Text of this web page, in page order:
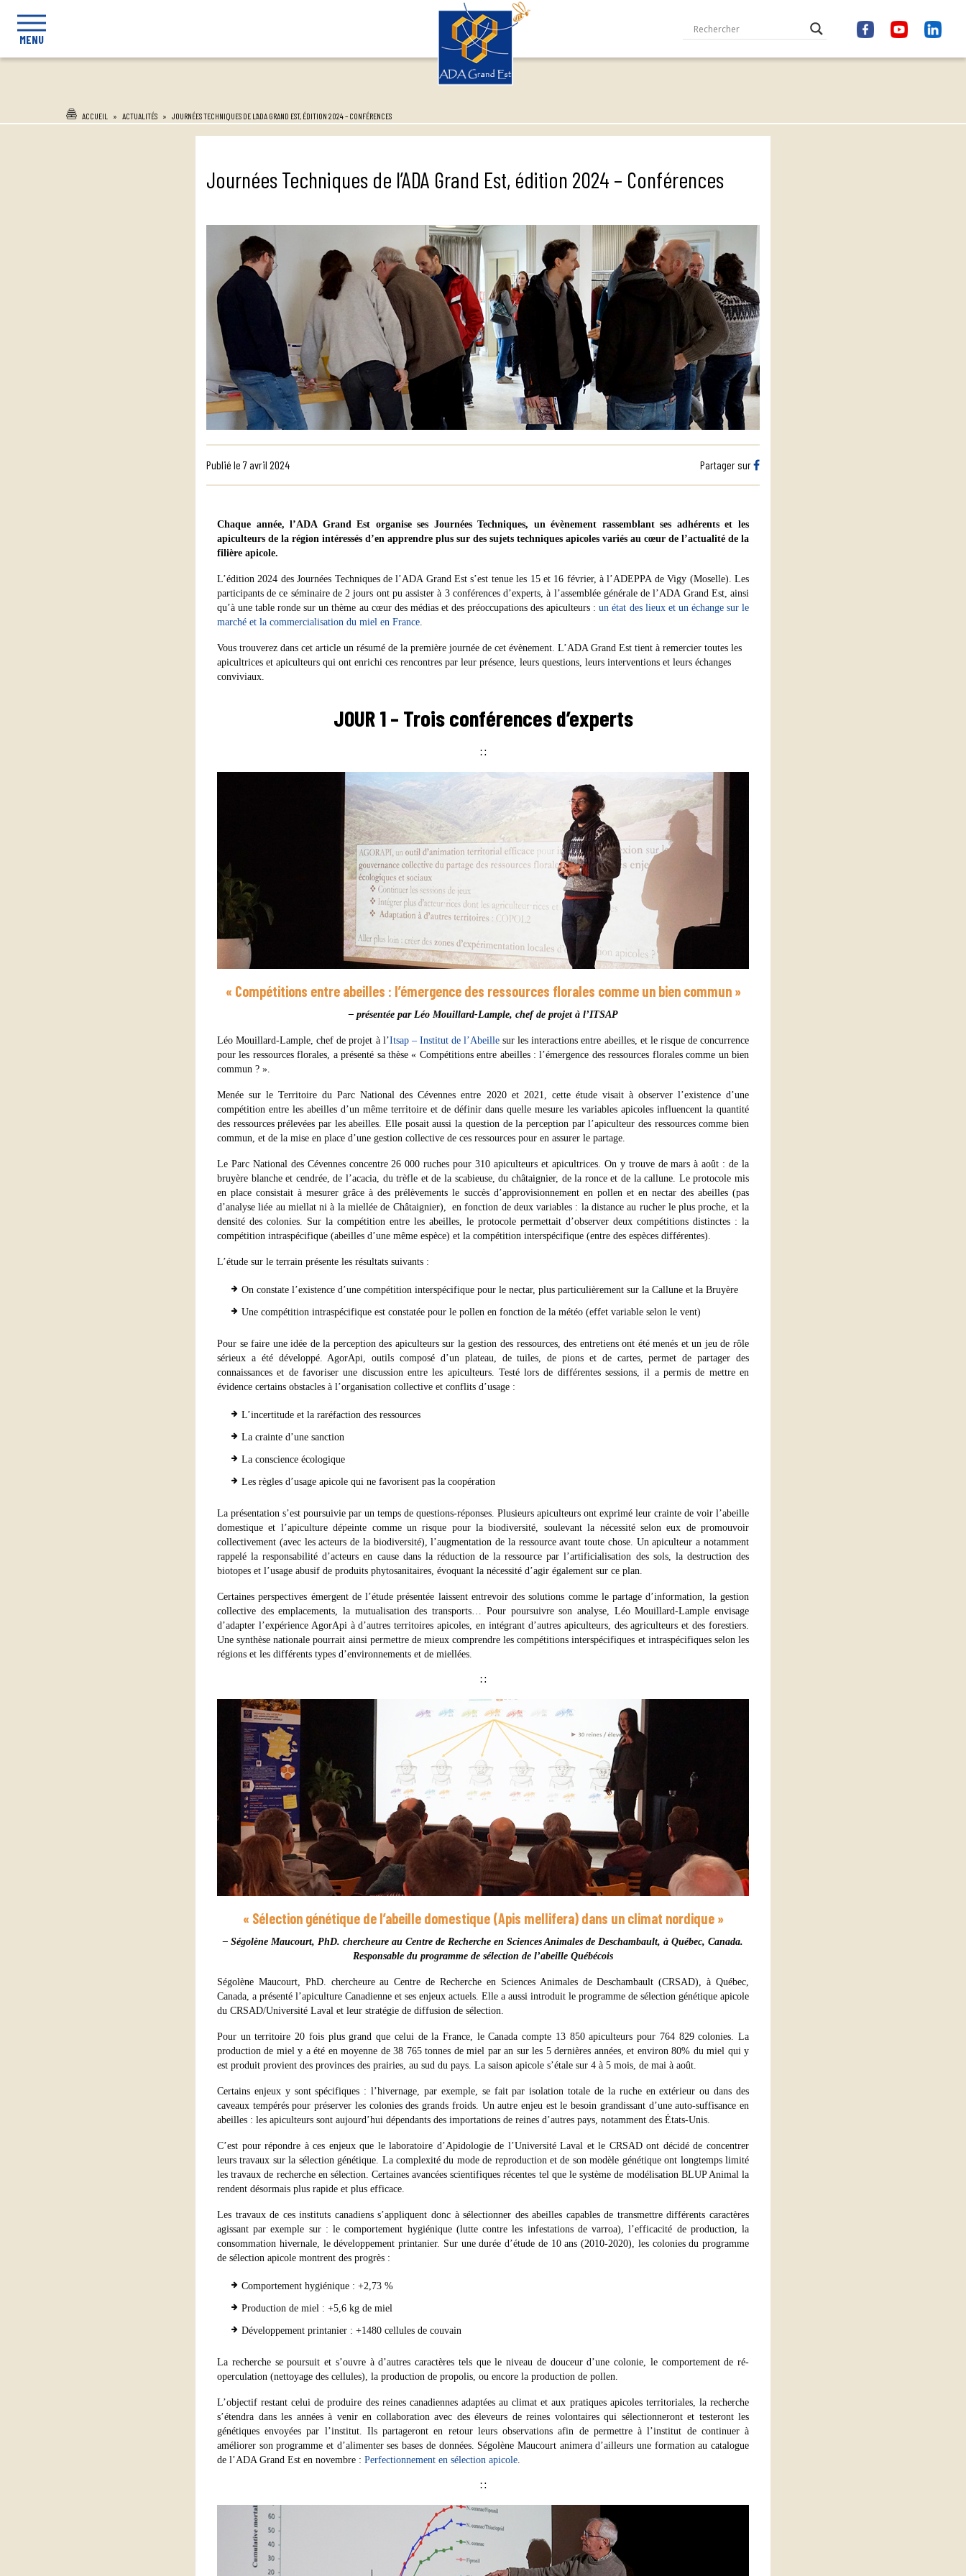
MENU
ACCUEIL » ACTUALITÉS » JOURNÉES TECHNIQUES DE L’ADA GRAND EST, ÉDITION 2024 – CONFÉRENCES
Journées Techniques de l’ADA Grand Est, édition 2024 – Conférences
Publié le 7 avril 2024 Partager sur
Chaque année, l’ADA Grand Est organise ses Journées Techniques, un évènement rassemblant ses adhérents et les
apiculteurs de la région intéressés d’en apprendre plus sur des sujets techniques apicoles variés au cœur de l’actualité de la
filière apicole.
L’édition 2024 des Journées Techniques de l’ADA Grand Est s’est tenue les 15 et 16 février, à l’ADEPPA de Vigy (Moselle). Les
participants de ce séminaire de 2 jours ont pu assister à 3 conférences d’experts, à l’assemblée générale de l’ADA Grand Est, ainsi
qu’à une table ronde sur un thème au cœur des médias et des préoccupations des apiculteurs :un état des lieux et un échange sur le
marché et la commercialisation du miel en France
Vous trouverez dans cet article un résumé de la première journée de cet évènement. L’ADA Grand Est tient à remercier toutes les
apicultrices et apiculteurs qui ont enrichi ces rencontres par leur présence, leurs questions, leurs interventions et leurs échanges
conviviaux.
JOUR 1 – Trois conférences d’experts
∷
« Compétitions entre abeilles : l’émergence des ressources florales comme un bien commun »
– présentée par Léo Mouillard-Lample, chef de projet à l’ITSAP
Léo Mouillard-Lample, chef de projet à l’Itsap – Institut de l’Abeille sur les interactions entre abeilles, et le risque de concurrence
pour les ressources florales, a présenté sa thèse « Compétitions entre abeilles : l’émergence des ressources florales comme un bien
commun ? ».
Menée sur le Territoire du Parc National des Cévennes entre 2020 et 2021, cette étude visait à observer l’existence d’une
compétition entre les abeilles d’un même territoire et de définir dans quelle mesure les variables apicoles influencent la quantité
des ressources prélevées par les abeilles. Elle posait aussi la question de la perception par l’apiculteur des ressources comme bien
commun, et de la mise en place d’une gestion collective de ces ressources pour en assurer le partage.
Le Parc National des Cévennes concentre 26 000 ruches pour 310 apiculteurs et apicultrices. On y trouve de mars à août : de la
bruyère blanche et cendrée, de l’acacia, du trèfle et de la scabieuse, du châtaignier, de la ronce et de la callune. Le protocole mis
en place consistait à mesurer grâce à des prélèvements le succès d’approvisionnement en pollen et en nectar des abeilles (pas
d’analyse liée au miellat ni à la miellée de Châtaignier), en fonction de deux variables : la distance au rucher le plus proche, et la
densité des colonies. Sur la compétition entre les abeilles, le protocole permettait d’observer deux compétitions distinctes : la
compétition intraspécifique (abeilles d’une même espèce) et la compétition interspécifique (entre des espèces différentes).
L’étude sur le terrain présente les résultats suivants :
On constate l’existence d’une compétition interspécifique pour le nectar, plus particulièrement sur la Callune et la Bruyère
Une compétition intraspécifique est constatée pour le pollen en fonction de la météo (effet variable selon le vent)
Pour se faire une idée de la perception des apiculteurs sur la gestion des ressources, des entretiens ont été menés et un jeu de rôle
sérieux a été développé. AgorApi, outils composé d’un plateau, de tuiles, de pions et de cartes, permet de partager des
connaissances et de favoriser une discussion entre les apiculteurs. Testé lors de différentes sessions, il a permis de mettre en
évidence certains obstacles à l’organisation collective et conflits d’usage :
L’incertitude et la raréfaction des ressources
La crainte d’une sanction
La conscience écologique
Les règles d’usage apicole qui ne favorisent pas la coopération
La présentation s’est poursuivie par un temps de questions-réponses. Plusieurs apiculteurs ont exprimé leur crainte de voir l’abeille
domestique et l’apiculture dépeinte comme un risque pour la biodiversité, soulevant la nécessité selon eux de promouvoir
collectivement (avec les acteurs de la biodiversité), l’augmentation de la ressource avant toute chose. Un apiculteur a notamment
rappelé la responsabilité d’acteurs en cause dans la réduction de la ressource par l’artificialisation des sols, la destruction des
biotopes et l’usage abusif de produits phytosanitaires, évoquant la nécessité d’agir également sur ce plan.
Certaines perspectives émergent de l’étude présentée laissent entrevoir des solutions comme le partage d’information, la gestion
collective des emplacements, la mutualisation des transports… Pour poursuivre son analyse, Léo Mouillard-Lample envisage
d’adapter l’expérience AgorApi à d’autres territoires apicoles, en intégrant d’autres apiculteurs, des agriculteurs et des forestiers.
Une synthèse nationale pourrait ainsi permettre de mieux comprendre les compétitions interspécifiques et intraspécifiques selon les
régions et les différents types d’environnements et de miellées.
∷
« Sélection génétique de l’abeille domestique (Apis mellifera) dans un climat nordique »
– Ségolène Maucourt, PhD. chercheure au Centre de Recherche en Sciences Animales de Deschambault, à Québec, Canada.
Responsable du programme de sélection de l’abeille Québécois
Ségolène Maucourt, PhD. chercheure au Centre de Recherche en Sciences Animales de Deschambault (CRSAD), à Québec,
Canada, a présenté l’apiculture Canadienne et ses enjeux actuels. Elle a aussi introduit le programme de sélection génétique apicole
du CRSAD/Université Laval et leur stratégie de diffusion de sélection.
Pour un territoire 20 fois plus grand que celui de la France, le Canada compte 13 850 apiculteurs pour 764 829 colonies. La
production de miel y a été en moyenne de 38 765 tonnes de miel par an sur les 5 dernières années, et environ 80% du miel qui y
est produit provient des provinces des prairies, au sud du pays. La saison apicole s’étale sur 4 à 5 mois, de mai à août.
Certains enjeux y sont spécifiques : l’hivernage, par exemple, se fait par isolation totale de la ruche en extérieur ou dans des
caveaux tempérés pour préserver les colonies des grands froids. Un autre enjeu est le besoin grandissant d’une auto-suffisance en
abeilles : les apiculteurs sont aujourd’hui dépendants des importations de reines d’autres pays, notamment des États-Unis.
C’est pour répondre à ces enjeux que le laboratoire d’Apidologie de l’Université Laval et le CRSAD ont décidé de concentrer
leurs travaux sur la sélection génétique. La complexité du mode de reproduction et de son modèle génétique ont longtemps limité
les travaux de recherche en sélection. Certaines avancées scientifiques récentes tel que le système de modélisation BLUP Animal la
rendent désormais plus rapide et plus efficace.
Les travaux de ces instituts canadiens s’appliquent donc à sélectionner des abeilles capables de transmettre différents caractères
agissant par exemple sur : le comportement hygiénique (lutte contre les infestations de varroa), l’efficacité de production, la
consommation hivernale, le développement printanier. Sur une durée d’étude de 10 ans (2010-2020), les colonies du programme
de sélection apicole montrent des progrès :
Comportement hygiénique : +2,73 %
Production de miel : +5,6 kg de miel
Développement printanier : +1480 cellules de couvain
La recherche se poursuit et s’ouvre à d’autres caractères tels que le niveau de douceur d’une colonie, le comportement de ré-
operculation (nettoyage des cellules), la production de propolis, ou encore la production de pollen.
L’objectif restant celui de produire des reines canadiennes adaptées au climat et aux pratiques apicoles territoriales, la recherche
s’étendra dans les années à venir en collaboration avec des éleveurs de reines volontaires qui sélectionneront et testeront les
génétiques envoyées par l’institut. Ils partageront en retour leurs observations afin de permettre à l’institut de continuer à
améliorer son programme et d’alimenter ses bases de données. Ségolène Maucourt animera d’ailleurs une formation au catalogue
de l’ADA Grand Est en novembre : Perfectionnement en sélection apicole
∷